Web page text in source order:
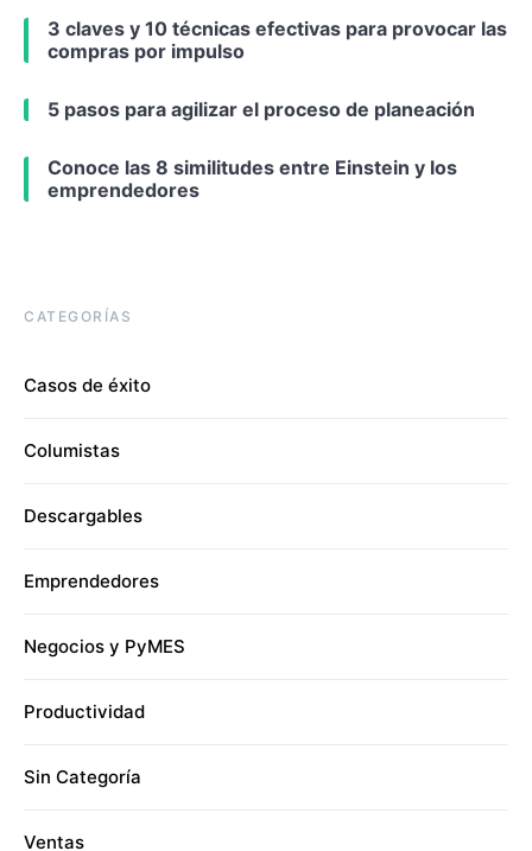
3 claves y 10 técnicas efectivas para provocar las
compras por impulso
5 pasos para agilizar el proceso de planeación
Conoce las 8 similitudes entre Einstein y los
emprendedores
CATEGORÍAS
Casos de éxito
Columistas
Descargables
Emprendedores
Negocios y PyMES
Productividad
Sin Categoría
Ventas